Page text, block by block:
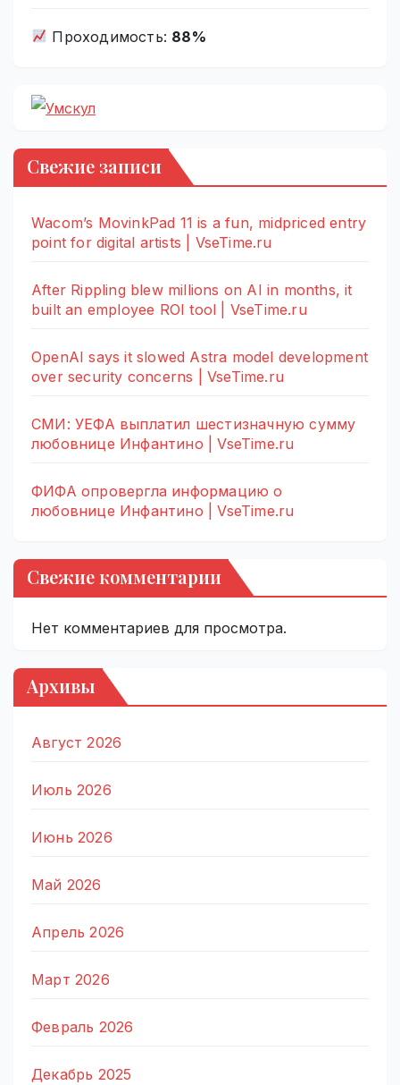
Проходимость: 88%
Свежие записи
Wacom’s MovinkPad 11 is a fun, midpriced entry
point for digital artists | VseTime.ru
After Rippling blew millions on AI in months, it
built an employee ROI tool | VseTime.ru
OpenAI says it slowed Astra model development
over security concerns | VseTime.ru
СМИ: УЕФА выплатил шестизначную сумму
любовнице Инфантино | VseTime.ru
ФИФА опровергла информацию о
любовнице Инфантино | VseTime.ru
Свежие комментарии
Нет комментариев для просмотра.
Архивы
Август 2026
Июль 2026
Июнь 2026
Май 2026
Апрель 2026
Март 2026
Февраль 2026
Декабрь 2025